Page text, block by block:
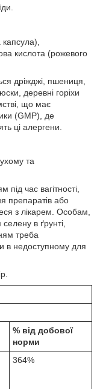
кислота (рожевого
дріжджі, пшениця,
деревні горіхи
що має
(GMP), де
ці алергени.
та
час вагітності,
препаратів або
з лікарем. Особам,
в ґрунті,
треба
в недоступному для
% від добової
норми
364%